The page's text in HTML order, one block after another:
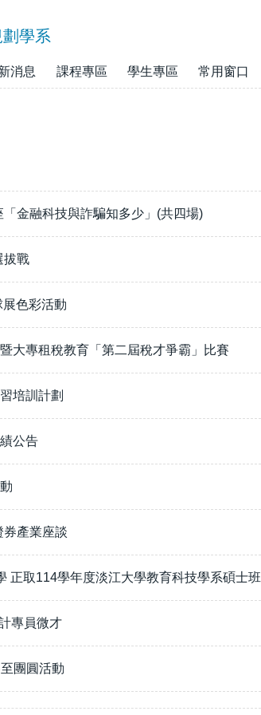
學系
消息 課程專區 學生專區 常用窗口
金融科技與詐騙知多少」(共四場)
拔戰
色彩活動
大專租稅教育「第二屆稅才爭霸」比賽
培訓計劃
公告
券產業座談
取114學年度淡江大學教育科技學系碩士班
專員微才
團圓活動